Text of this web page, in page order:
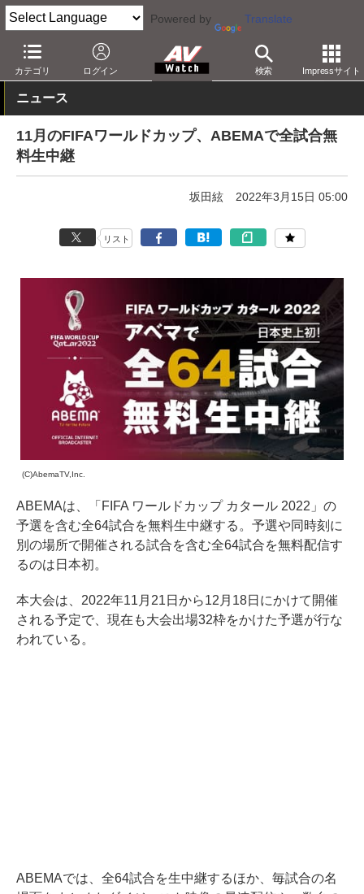
Powered by Translate
カテゴリ ログイン 検索 Impressサイト
AV Watch コンテンツ・サービス 映像配信 AbemaTV
ニュース
11月のFIFAワールドカップ、ABEMAで全試合無
料生中継
坂田絃 2022年3月15日 05:00
リスト
(C)AbemaTV,Inc.
ABEMAは、「FIFA ワールドカップ カタール 2022」の
予選を含む全64試合を無料生中継する。予選や同時刻に
別の場所で開催される試合を含む全64試合を無料配信す
るのは日本初。
本大会は、2022年11月21日から12月18日にかけて開催
される予定で、現在も大会出場32枠をかけた予選が行な
われている。
ABEMAでは、全64試合を生中継するほか、毎試合の名